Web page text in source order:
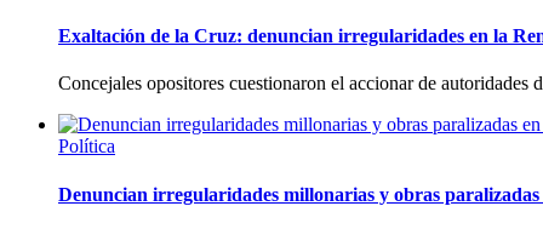
Exaltación de la Cruz: denuncian irregularidades en la
Concejales opositores cuestionaron el accionar de
Política
Denuncian irregularidades millonarias y obras paralizadas